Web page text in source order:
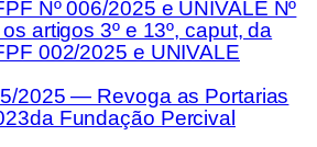
Nº 006/2025 e UNIVALE Nº
artigos 3º e 13º, caput, da
002/2025 e UNIVALE
2025 — Revoga as Portarias
Fundação Percival